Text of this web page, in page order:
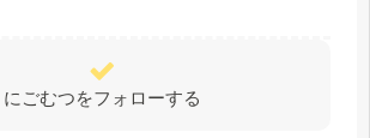
にごむつをフォローする